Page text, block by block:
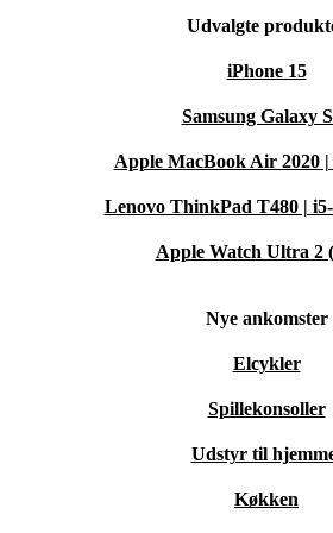
Udvalgte
iPhone 15
Samsung Galaxy
Apple MacBook Air 2020
Lenovo ThinkPad T480 |
Apple Watch Ultra 2
Nye ankomster
Elcykler
Spillekonsoller
Udstyr til
Køkken